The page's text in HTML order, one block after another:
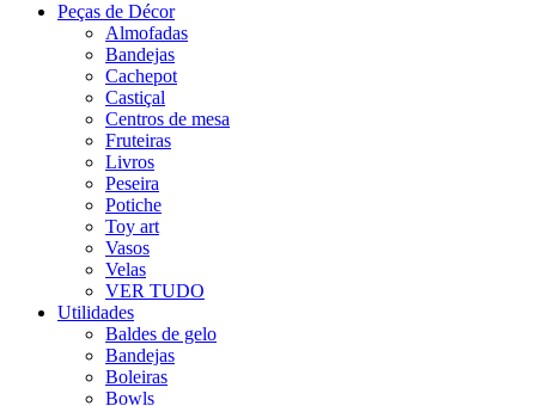
Peças de Décor
Almofadas
Bandejas
Cachepot
Castiçal
Centros de mesa
Fruteiras
Livros
Peseira
Potiche
Toy art
Vasos
Velas
VER TUDO
Utilidades
Baldes de gelo
Bandejas
Boleiras
Bowls